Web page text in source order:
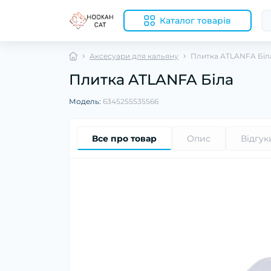
Каталог товарів
Аксесуари для кальяну Плитка ATLANFA
Плитка ATLANFA Біла
Модель: 6345255535566
Все про товар Опис